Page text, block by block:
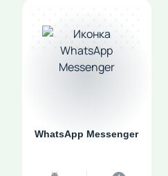
WhatsApp Messenger